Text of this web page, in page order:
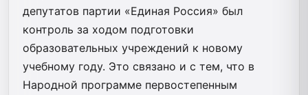
депутатов партии «Единая Россия» был
контроль за ходом подготовки
образовательных учреждений к новому
учебному году. Это связано и с тем, что в
Народной программе первостепенным